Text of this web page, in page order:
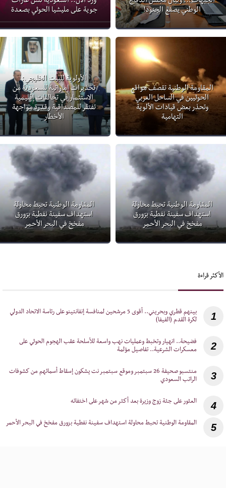
الوطني يصفع الجنود!
جوية على مليشيا الحوثي بصعدة
المقاومة الوطنية تقصف مواقع
الحوثيين في الساحل الغربي
وتحذر بعض قيادات الألوية
التهامية
الأولوية للبيت الخليجي:
تحذيرات إماراتية للسعودية من
الاستثمار في تحالفات إقليمية
تفتقر للمصداقية وقدرة مواجهة
الأخطار
المقاومة الوطنية تحبط محاولة
استهداف سفينة نفطية بزورق
مفخخ في البحر الأحمر
المقاومة الوطنية تحبط محاولة
استهداف سفينة نفطية بزورق
مفخخ في البحر الأحمر
الأكثر قراءة
1
‎بينهم قطري وبحريني.. أقوى 5 مرشحين لمنافسة إنفانتينو على رئاسة الاتحاد الدولي
لكرة القدم (الفيفا)
2
‎فضيحة.. انهيار وتخبط وعمليات نهب واسعة للأسلحة عقب الهجوم الحوثي على
معسكرات الشرعية.. تفاصيل مؤلمة
3
‎منتسبو صحيفة 26 سبتمبر وموقع سبتمبر نت يشكون إسقاط أسمائهم من كشوفات
الراتب السعودي
4
5